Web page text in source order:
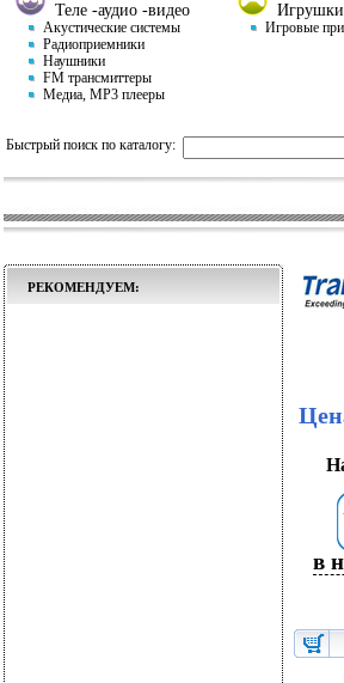
Теле -аудио -видео
Акустические системы
Радиоприемники
Наушники
FM трансмиттеры
Медиа, MP3 плееры
Игрушки
Игровые
Быстрый поиск по каталогу:
РЕКОМЕНДУЕМ:
в